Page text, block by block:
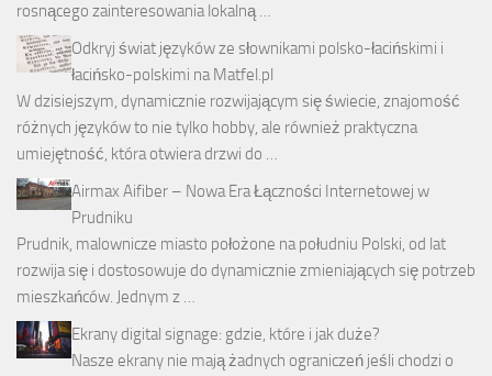
rosnącego zainteresowania lokalną …
Odkryj świat języków ze słownikami polsko-łacińskimi i
łacińsko-polskimi na Matfel.pl
W dzisiejszym, dynamicznie rozwijającym się świecie, znajomość
różnych języków to nie tylko hobby, ale również praktyczna
umiejętność, która otwiera drzwi do …
Airmax Aifiber – Nowa Era Łączności Internetowej w
Prudniku
Prudnik, malownicze miasto położone na południu Polski, od lat
rozwija się i dostosowuje do dynamicznie zmieniających się potrzeb
mieszkańców. Jednym z …
Ekrany digital signage: gdzie, które i jak duże?
Nasze ekrany nie mają żadnych ograniczeń jeśli chodzi o